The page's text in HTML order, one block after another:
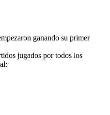
ganando su primer
jugados por todos los